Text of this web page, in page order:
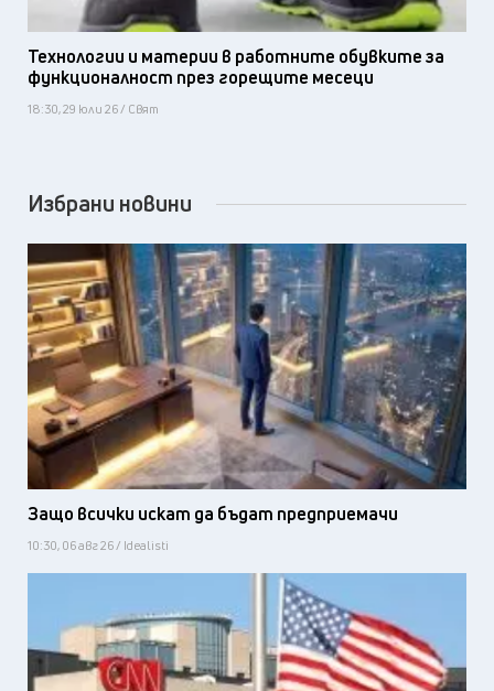
Технологии и материи в работните обувките за
функционалност през горещите месеци
18:30, 29 юли 26 / Свят
Избрани новини
Защо всички искат да бъдат предприемачи
10:30, 06 авг 26 / Idealisti